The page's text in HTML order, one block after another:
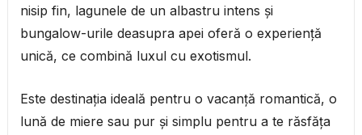
nisip fin, lagunele de un albastru intens și
bungalow-urile deasupra apei oferă o experiență
unică, ce combină luxul cu exotismul.
Este destinația ideală pentru o vacanță romantică, o
lună de miere sau pur și simplu pentru a te răsfăța